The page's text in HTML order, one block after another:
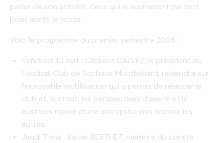
parler de son activité. Ceux qui le souhaitent partent
jouer après le repas.
Voici le programme du premier semestre 2026 :
Vendredi 10 avril : Clément CALVEZ, le président du
Football Club de Sochaux Montbéliard, reviendra sur
l’incroyable mobilisation qui a permis de relancer le
club et, surtout, les perspectives d’avenir et le
business model d’une entreprise pas comme les
autres.
Jeudi 7 mai : Xavier BERTHET, membre du comité